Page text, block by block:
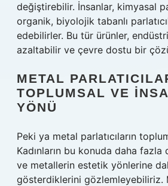
değiştirebilir. İnsanlar, kimyasal
organik, biyolojik tabanlı
edebilirler. Bu tür ürünler,
azaltabilir ve çevre dostu bir
METAL
TOPLUMSAL VE
YÖNÜ
Peki ya metal parlatıcıların
Kadınların bu konuda daha fazla
ve metallerin estetik yönlerine
gösterdiklerini gözlemleyebiliriz.